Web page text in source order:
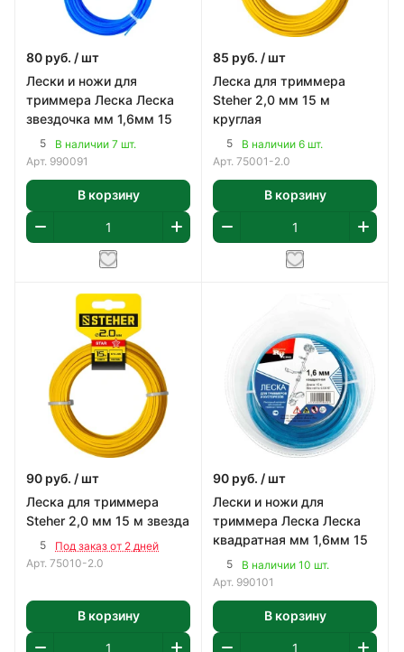
80 руб. / шт
Лески и ножи для
триммера Леска Леска
звездочка мм 1,6мм 15
5
В наличии 7 шт.
Арт. 990091
В корзину
85 руб. / шт
Леска для триммера
Steher 2,0 мм 15 м
круглая
5
В наличии 6 шт.
Арт. 75001-2.0
В корзину
90 руб. / шт
Леска для триммера
Steher 2,0 мм 15 м звезда
5
Под заказ от 2 дней
Арт. 75010-2.0
В корзину
90 руб. / шт
Лески и ножи для
триммера Леска Леска
квадратная мм 1,6мм 15
5
В наличии 10 шт.
Арт. 990101
В корзину